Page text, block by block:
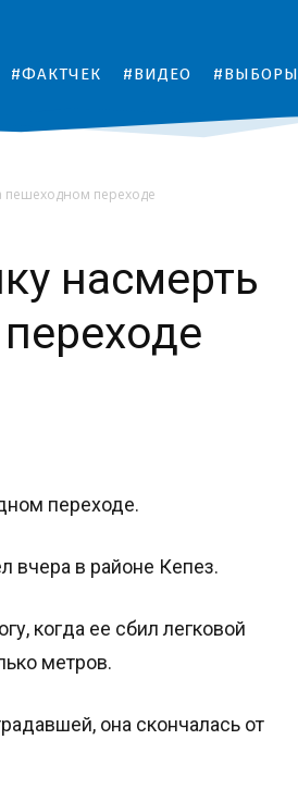
#ФАКТЧЕК #ВИДЕО #ВЫБОРЫ
пешеходном переходе
насмерть
переходе.
вчера в районе Кепез.
когда ее сбил легковой
метров.
она скончалась от